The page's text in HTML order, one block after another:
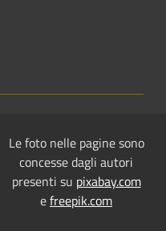
Le foto nelle pagine sono
concesse dagli autori
presenti su pixabay.com
efreepik.com